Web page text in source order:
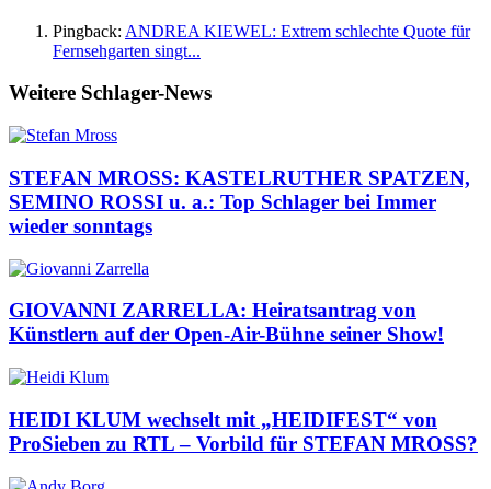
Pingback: ANDREA KIEWEL: Extrem schlechte Quote für
Fernsehgarten singt...
Weitere Schlager-News
STEFAN MROSS: KASTELRUTHER SPATZEN,
SEMINO ROSSI u. a.: Top Schlager bei Immer
wieder sonntags
GIOVANNI ZARRELLA: Heiratsantrag von
Künstlern auf der Open-Air-Bühne seiner Show!
HEIDI KLUM wechselt mit „HEIDIFEST“ von
ProSieben zu RTL – Vorbild für STEFAN MROSS?